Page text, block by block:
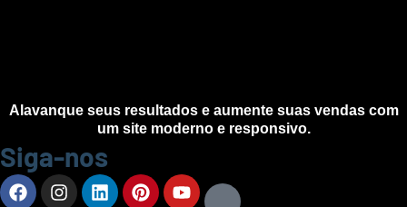
Alavanque seus resultados e aumente suas vendas com
um site moderno e responsivo.
Siga-nos